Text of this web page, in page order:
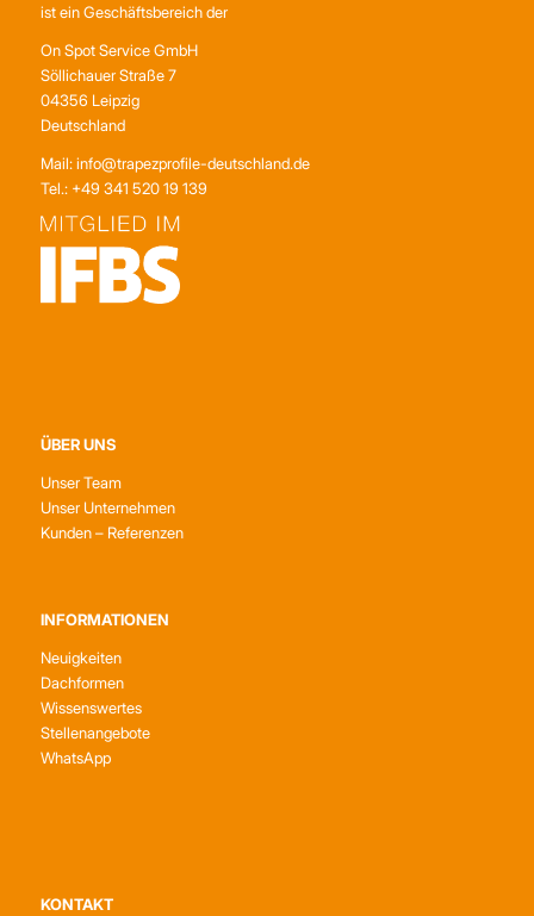
ist ein Geschäftsbereich der
On Spot Service GmbH
Söllichauer Straße 7
04356 Leipzig
Deutschland
Mail: info@trapezprofile-deutschland.de
Tel.: +49 341 520 19 139
ÜBER UNS
Unser Team
Unser Unternehmen
Kunden – Referenzen
INFORMATIONEN
Neuigkeiten
Dachformen
Wissenswertes
Stellenangebote
WhatsApp
KONTAKT